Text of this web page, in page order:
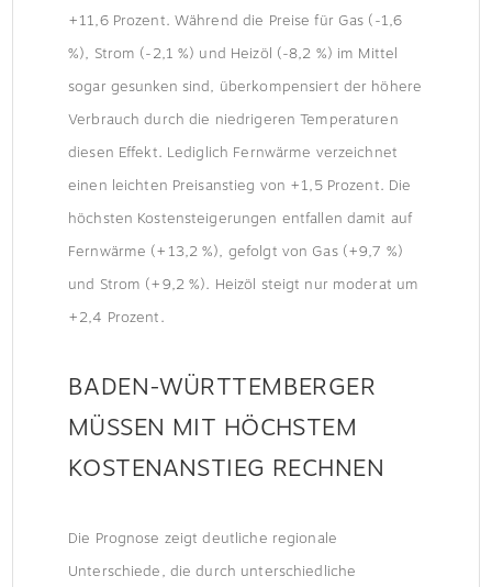
+11,6 Prozent. Während die Preise für Gas (-1,6
%), Strom (-2,1 %) und Heizöl (-8,2 %) im Mittel
sogar gesunken sind, überkompensiert der höhere
Verbrauch durch die niedrigeren Temperaturen
diesen Effekt. Lediglich Fernwärme verzeichnet
einen leichten Preisanstieg von +1,5 Prozent. Die
höchsten Kostensteigerungen entfallen damit auf
Fernwärme (+13,2 %), gefolgt von Gas (+9,7 %)
und Strom (+9,2 %). Heizöl steigt nur moderat um
+2,4 Prozent.
BADEN-WÜRTTEMBERGER
MÜSSEN MIT HÖCHSTEM
KOSTENANSTIEG RECHNEN
Die Prognose zeigt deutliche regionale
Unterschiede, die durch unterschiedliche